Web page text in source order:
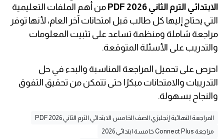
الابتدائي الترم الثاني 2026 PDF
من أهم الملفات التعليمية
التي يحتاج إليها كل طالب قبل امتحانات آخر العام، لأنها توفر
مراجعة شاملة ومنظمة تساعد على تثبيت المعلومات
والتدريب على الأسئلة المتوقعة.
احرص على تحميل المراجعة المناسبة والبدء في حل
التدريبات والامتحانات مبكرًا حتى تتمكن من تحقيق التفوق
والنجاح بسهولة.
المراجعة النهائية إنجليزي الصف الخامس الابتدائي الترم الثاني 2026 PDF
مراجعة Connect Plus خامسة ابتدائي 2026